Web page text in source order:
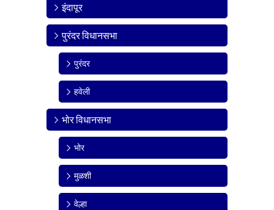
इंदापूर
पुरंदर विधानसभा
पुरंदर
हवेली
भोर विधानसभा
भोर
मुळशी
वेल्हा